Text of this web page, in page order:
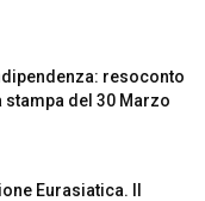
resoconto
del 30 Marzo
Eurasiatica. Il